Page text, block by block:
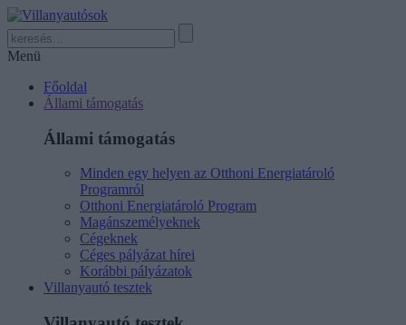
Menü
Főoldal
Állami támogatás
Állami támogatás
Minden egy helyen az Otthoni Energiatároló
Programról
Otthoni Energiatároló Program
Magánszemélyeknek
Cégeknek
Céges pályázat hírei
Korábbi pályázatok
Villanyautó tesztek